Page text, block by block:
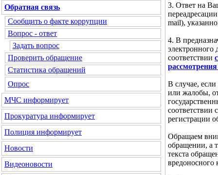
Обратная связь
Сообщить о факте коррупции
Вопрос - ответ
Задать вопрос
Проверить обращение
Статистика обращений
Опрос
МЧС информирует
Прокуратура информирует
Полиция информирует
Новости
Видеоновости
3. Ответ на
mail),
4. В
электронного
соответствии
В случае,
или жалобы,
соответствии
регистрации
Обращаем
обращении, а
текста
вредоносного